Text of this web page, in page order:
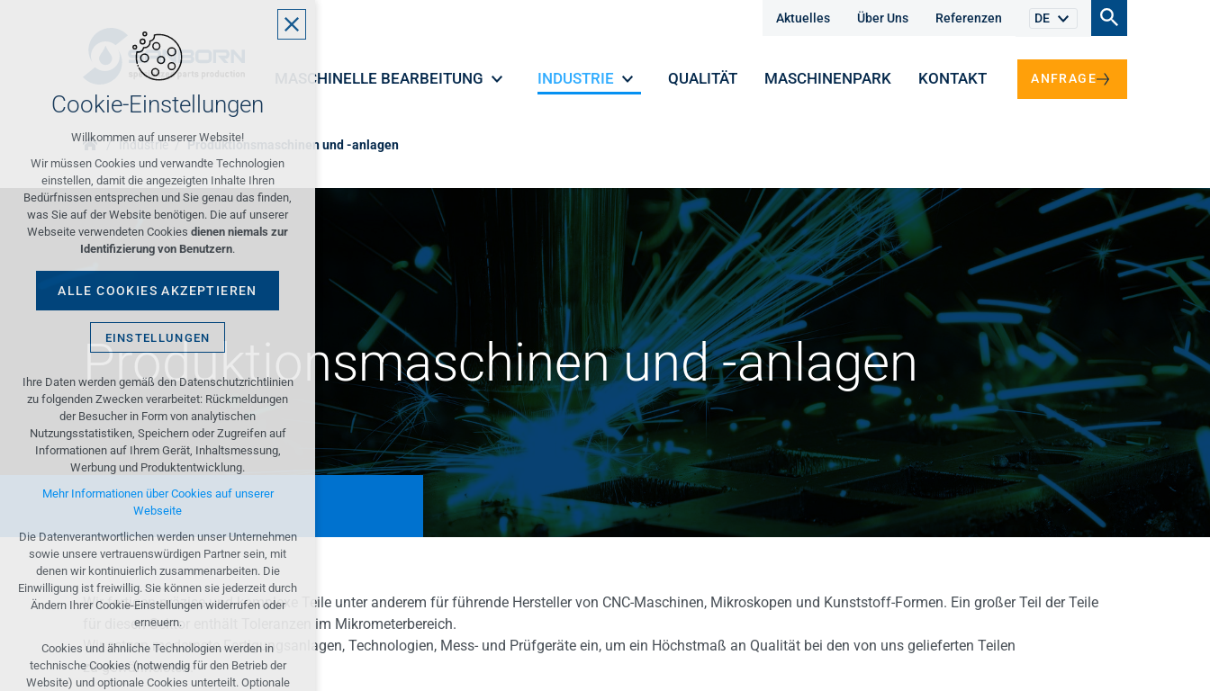
Aktuelles Über Uns Referenzen DE
MASCHINELLE BEARBEITUNG INDUSTRIE QUALITÄT MASCHINENPARK KONTAKT ANFRAGE
Industrie Produktionsmaschinen und -anlagen
Produktionsmaschinen und -anlagen
Wir fertigen präzise und komplexe Teile unter anderem für führende Hersteller von CNC-Maschinen, Mikroskopen und Kunststoff-Formen. Ein großer Teil der Teile
für diesen Sektor enthält Toleranzen im Mikrometerbereich.
Wir setzen modernste Fertigungsanlagen, Technologien, Mess- und Prüfgeräte ein, um ein Höchstmaß an Qualität bei den von uns gelieferten Teilen
zu gewährleisten.
Cookie-Einstellungen
Willkommen auf unserer Website!
Wir müssen Cookies und verwandte Technologien
einstellen, damit die angezeigten Inhalte Ihren
Bedürfnissen entsprechen und Sie genau das finden,
was Sie auf der Website benötigen. Die auf unserer
Webseite verwendeten Cookies dienen niemals zur
Identifizierung von Benutzern.
ALLE COOKIES AKZEPTIEREN
EINSTELLUNGEN
Technische Cookies
erforderlich für den Betrieb der Website
Aufrechterhaltung des Kontextes der Seite
(Session): etwaige Anmeldungen, Sprachwahl
Optionale Cookies
analytisch für anonymisierte Verkehrsanalyse
Marketing-Cookies (Google, Seznam,
Facebook)
Mehr Informationen über Cookies auf unserer
Webseite
OPTIONALE ABLEHNEN
Ihre Daten werden gemäß den Datenschutzrichtlinien
zu folgenden Zwecken verarbeitet: Rückmeldungen
der Besucher in Form von analytischen
Nutzungsstatistiken, Speichern oder Zugreifen auf
Informationen auf Ihrem Gerät, Inhaltsmessung,
Werbung und Produktentwicklung.
Mehr Informationen über Cookies auf unserer
Webseite
Die Datenverantwortlichen werden unser Unternehmen
sowie unsere vertrauenswürdigen Partner sein, mit
denen wir kontinuierlich zusammenarbeiten. Die
Einwilligung ist freiwillig. Sie können sie jederzeit durch
Ändern Ihrer Cookie-Einstellungen widerrufen oder
erneuern.
Cookies und ähnliche Technologien werden in
technische Cookies (notwendig für den Betrieb der
Website) und optionale Cookies unterteilt. Optionale